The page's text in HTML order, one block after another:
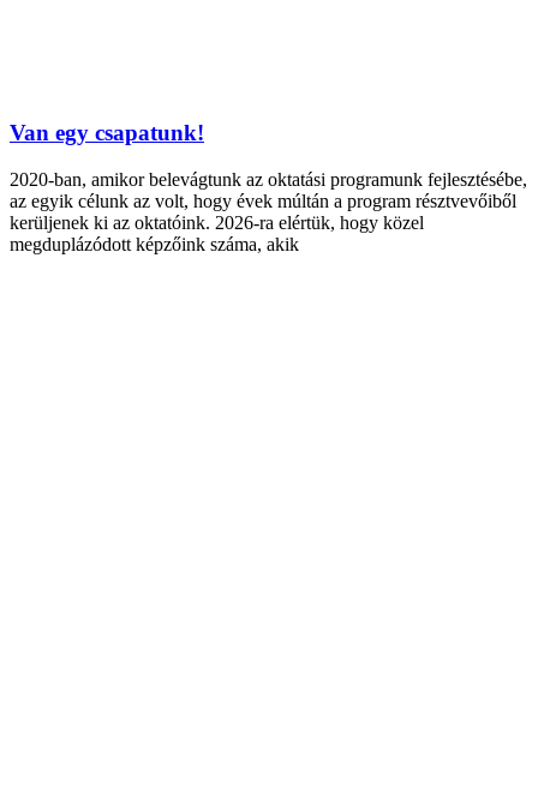
Van egy csapatunk!
2020-ban, amikor belevágtunk az oktatási programunk fejlesztésébe,
az egyik célunk az volt, hogy évek múltán a program résztvevőiből
kerüljenek ki az oktatóink. 2026-ra elértük, hogy közel
megduplázódott képzőink száma, akik